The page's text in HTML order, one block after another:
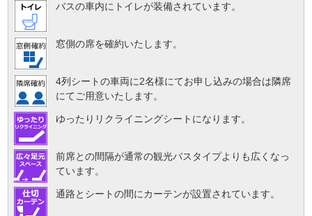
バスの車内にトイレが装備されています。
窓側の席を確約いたします。
4列シートの車両に2名様にてお申し込みの場合は隣席
にてご用意いたします。
ゆったりリクライニングシートになります。
前席との間隔が通常の観光バスタイプよりも広くなっ
ています。
通路とシートの間にカーテンが設置されています。